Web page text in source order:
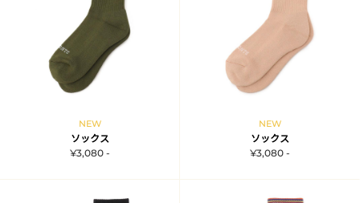
NEW
ソックス
¥3,080 -
NEW
ソックス
¥3,080 -